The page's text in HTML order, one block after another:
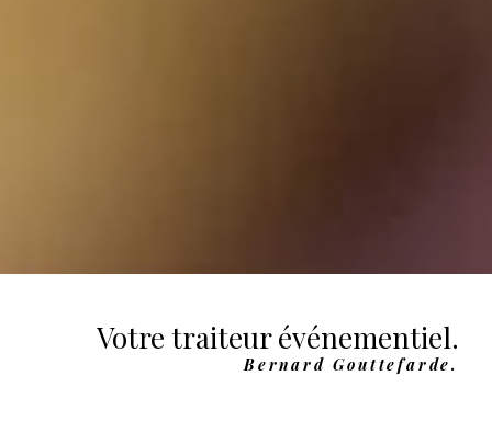
Votre traiteur événementiel.
Bernard Gouttefarde.